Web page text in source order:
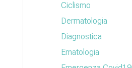
Ciclismo
Dermatologia
Diagnostica
Ematologia